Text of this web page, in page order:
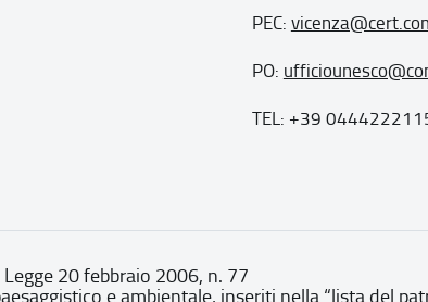
PEC:
PO:
TEL: +39
20 febbraio 2006, n. 77
e ambientale, inseriti nella “lista del